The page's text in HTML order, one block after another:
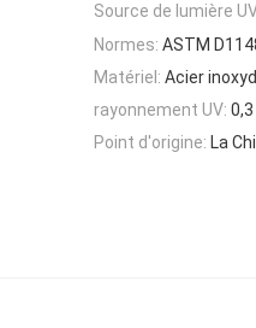
Source de lumière
Normes: ASTM
Matériel: Acier
rayonnement UV:
Point d'origine: La